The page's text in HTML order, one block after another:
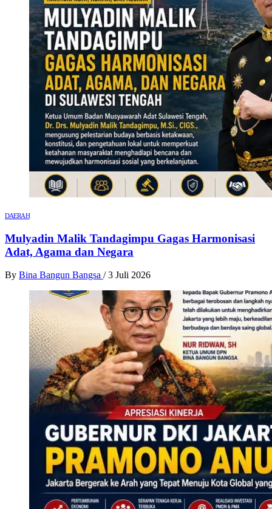
DAERAH
Mulyadin Malik Tandagimpu Gagas Harmonisasi
Adat, Agama dan Negara
By Bina Bangun Bangsa / 3 Juli 2026